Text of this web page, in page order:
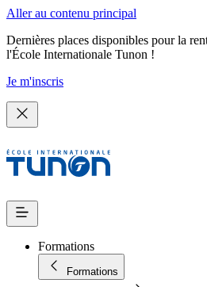
Aller au contenu principal
Dernières places disponibles pour la
l'École Internationale Tunon !
Je m'inscris
Formations
Formations